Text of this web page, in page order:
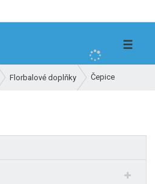
h
a
☰
Florbalové doplňky Čepice